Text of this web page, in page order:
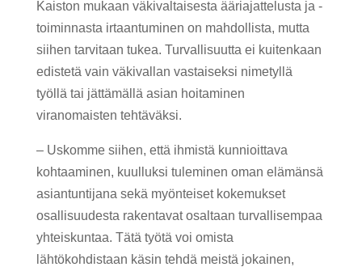
Kaiston mukaan väkivaltaisesta ääriajattelusta ja -
toiminnasta irtaantuminen on mahdollista, mutta
siihen tarvitaan tukea. Turvallisuutta ei kuitenkaan
edistetä vain väkivallan vastaiseksi nimetyllä
työllä tai jättämällä asian hoitaminen
viranomaisten tehtäväksi.
– Uskomme siihen, että ihmistä kunnioittava
kohtaaminen, kuulluksi tuleminen oman elämänsä
asiantuntijana sekä myönteiset kokemukset
osallisuudesta rakentavat osaltaan turvallisempaa
yhteiskuntaa. Tätä työtä voi omista
lähtökohdistaan käsin tehdä meistä jokainen,